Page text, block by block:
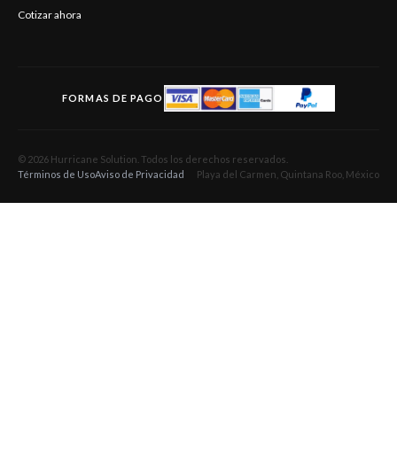
Cotizar ahora
FORMAS DE PAGO
© 2026 Hurricane Solution. Todos los derechos reservados.
Términos de UsoAviso de Privacidad Playa del Carmen, Quintana Roo, México